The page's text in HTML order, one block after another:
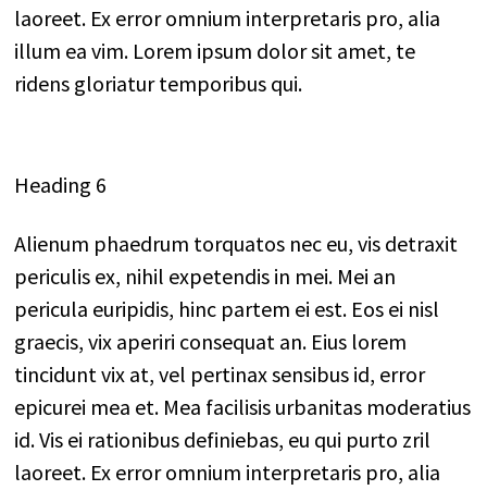
laoreet. Ex error omnium interpretaris pro, alia
illum ea vim. Lorem ipsum dolor sit amet, te
ridens gloriatur temporibus qui.
Heading 6
Alienum phaedrum torquatos nec eu, vis detraxit
periculis ex, nihil expetendis in mei. Mei an
pericula euripidis, hinc partem ei est. Eos ei nisl
graecis, vix aperiri consequat an. Eius lorem
tincidunt vix at, vel pertinax sensibus id, error
epicurei mea et. Mea facilisis urbanitas moderatius
id. Vis ei rationibus definiebas, eu qui purto zril
laoreet. Ex error omnium interpretaris pro, alia